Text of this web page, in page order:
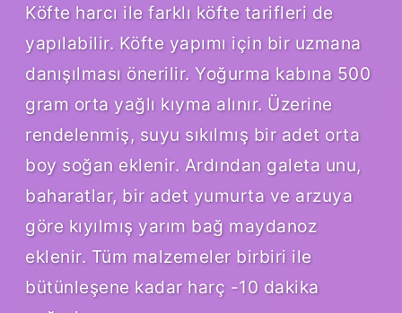
Köfte harcı ile farklı köfte tarifleri de
yapılabilir. Köfte yapımı için bir uzmana
danışılması önerilir. Yoğurma kabına 500
gram orta yağlı kıyma alınır. Üzerine
rendelenmiş, suyu sıkılmış bir adet orta
boy soğan eklenir. Ardından galeta unu,
baharatlar, bir adet yumurta ve arzuya
göre kıyılmış yarım bağ maydanoz
eklenir. Tüm malzemeler birbiri ile
bütünleşene kadar harç -10 dakika